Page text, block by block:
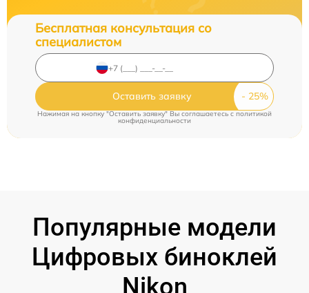
Бесплатная консультация со
специалистом
Оставить заявку
Нажимая на кнопку "Оставить заявку" Вы соглашаетесь cполитикой
конфиденциальности
Популярные модели
Цифровых биноклей
Nikon